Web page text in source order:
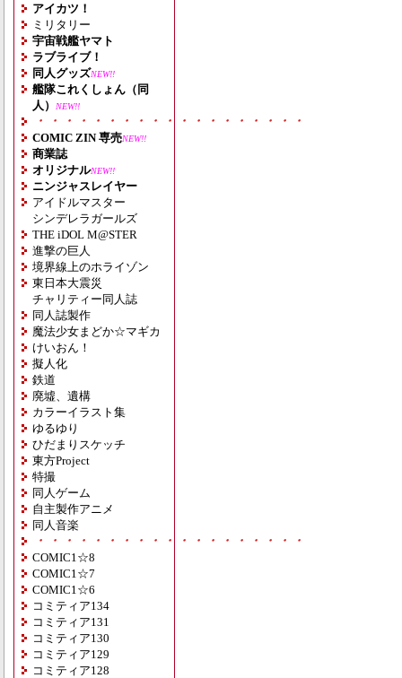
アイカツ！
ミリタリー
宇宙戦艦ヤマト
ラブライブ！
同人グッズNEW!!
艦隊これくしょん（同
人）
NEW!!
・・・・・・・・・・・・・・・・・・・
COMIC ZIN 専売NEW!!
商業誌
オリジナルNEW!!
ニンジャスレイヤー
アイドルマスター
シンデレラガールズ
THE iDOL M@STER
進撃の巨人
境界線上のホライゾン
東日本大震災
チャリティー同人誌
同人誌製作
魔法少女まどか☆マギカ
けいおん！
擬人化
鉄道
廃墟、遺構
カラーイラスト集
ゆるゆり
ひだまりスケッチ
東方Project
特撮
同人ゲーム
自主製作アニメ
同人音楽
・・・・・・・・・・・・・・・・・・・
COMIC1☆8
COMIC1☆7
COMIC1☆6
コミティア134
コミティア131
コミティア130
コミティア129
コミティア128